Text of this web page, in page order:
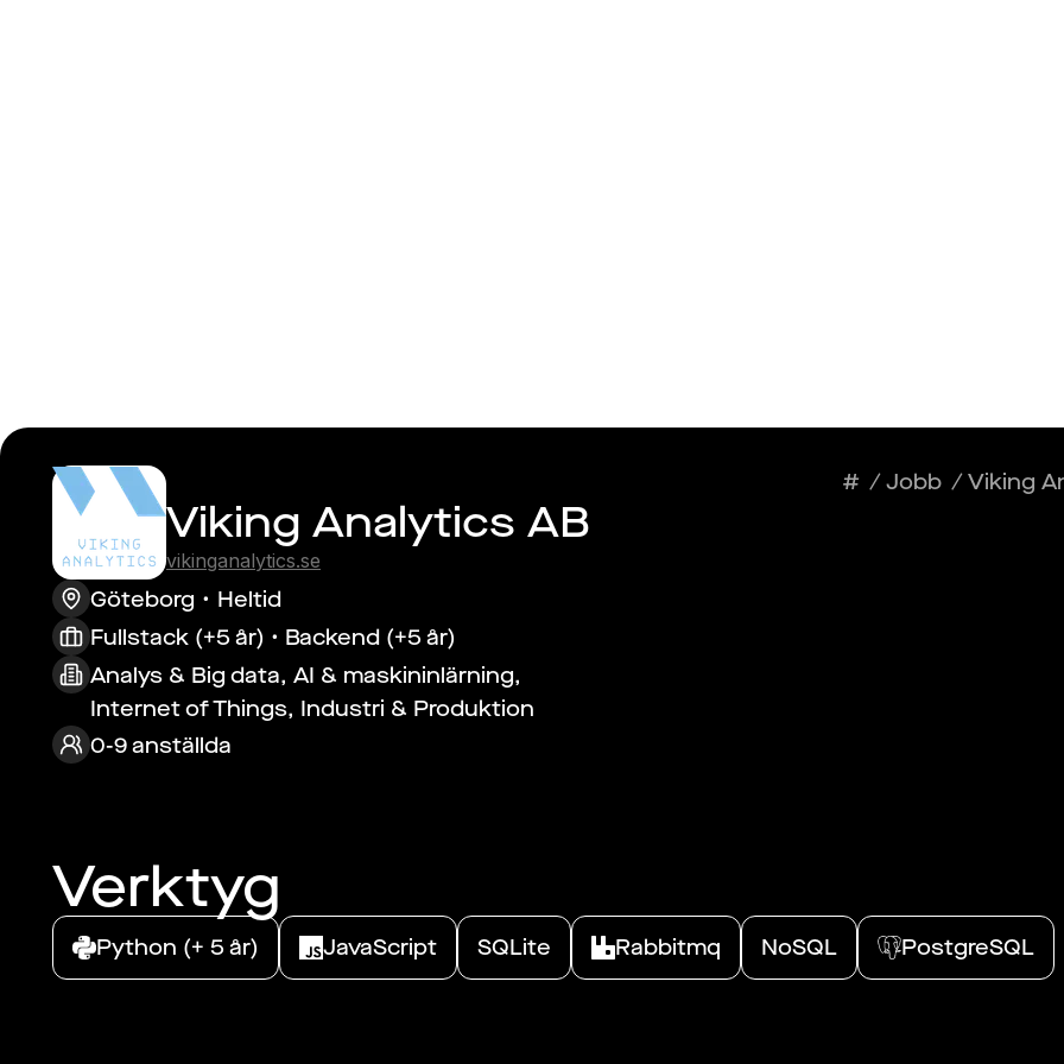
Viking Analytics AB
vikinganalytics.se
# /Jobb /Viking
Göteborg
Heltid
Fullstack (+5 år) • Backend (+5 år)
Analys & Big data, AI & maskininlärning,
Internet of Things, Industri & Produktion
0-9 anställda
Verktyg
Python (+ 5 år) JavaScript SQLite Rabbitmq NoSQL PostgreSQL